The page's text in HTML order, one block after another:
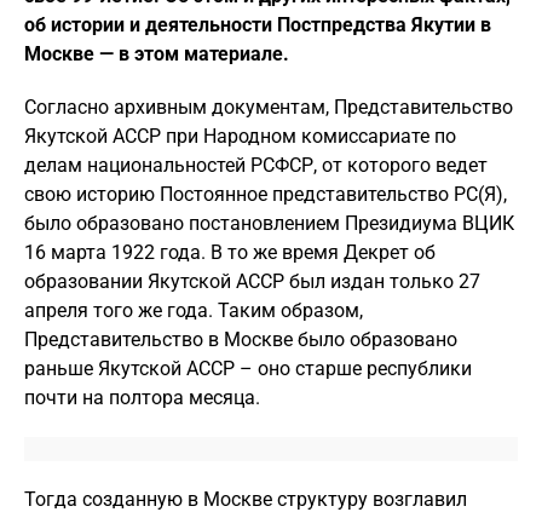
об истории и деятельности Постпредства Якутии в
Москве — в этом материале.
Согласно архивным документам, Представительство
Якутской АССР при Народном комиссариате по
делам национальностей РСФСР, от которого ведет
свою историю Постоянное представительство РС(Я),
было образовано постановлением Президиума ВЦИК
16 марта 1922 года. В то же время Декрет об
образовании Якутской АССР был издан только 27
апреля того же года. Таким образом,
Представительство в Москве было образовано
раньше Якутской АССР – оно старше республики
почти на полтора месяца.
Тогда созданную в Москве структуру возглавил